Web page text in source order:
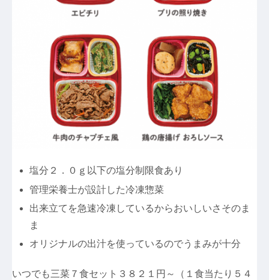
塩分２．０ｇ以下の塩分制限食あり
管理栄養士が設計した冷凍惣菜
出来立てを急速冷凍しているからおいしいさそのま
ま
オリジナルの出汁を使っているのでうまみが十分
いつでも三菜７食セット３８２１円～（１食当たり５４